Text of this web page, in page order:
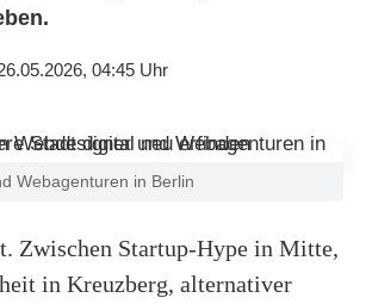
04:45 Uhr
Webagenturen in Berlin
Zwischen Startup-Hype in Mitte,
in Kreuzberg, alternativer